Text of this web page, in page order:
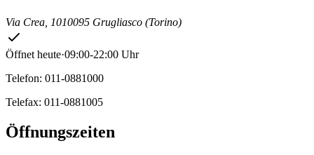
Via Crea, 1010095 Grugliasco (Torino)
Öffnet heute·09:00-22:00 Uhr
Telefon: 011-0881000
Telefax: 011-0881005
Öffnungszeiten